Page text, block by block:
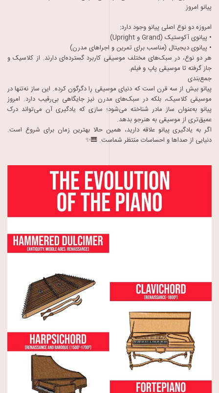
پیانو امروز
امروزه دو نوع اصلی پیانو وجود دارد:
• پیانوی آکوستیک (Grand و Upright)
• پیانوی دیجیتال (مناسب برای تمرین و اجراهای مدرن)
هر دو نوع، در سبک‌های مختلف موسیقی کاربرد گسترده‌ای دارند. از کلاسیک و
جاز گرفته تا موسیقی پاپ و فیلم.
جمع‌بندی
پیانو بیش از سه قرن است که دنیای موسیقی را دگرگون کرده. این ساز نه‌تنها در
موسیقی کلاسیک، بلکه در سبک‌های مدرن نیز جایگاهی بی‌رقیب دارد. امروز
پیانو به‌عنوان ساز مادر شناخته می‌شود؛ سازی که یادگیری آن می‌تواند درک
عمیق‌تری از موسیقی به هنرجو بدهد.
اگر به یادگیری پیانو علاقه دارید، همین حالا بهترین زمان برای شروع است.
دنیایی از صداها و احساسات منتظر شماست. 🎹✨